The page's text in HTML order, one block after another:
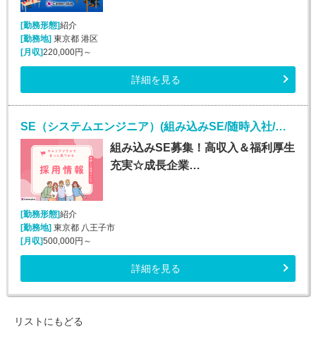
[勤務形態]紹介
[勤務地] 東京都 港区
[月収]220,000円～
詳細を見る
SE（システムエンジニア）(組み込みSE/随時入社/正社員)
組み込みSE募集！高収入＆福利厚生
充実☆成長企業…
[勤務形態]紹介
[勤務地]東京都 八王子市
[月収]500,000円～
詳細を見る
リストにもどる